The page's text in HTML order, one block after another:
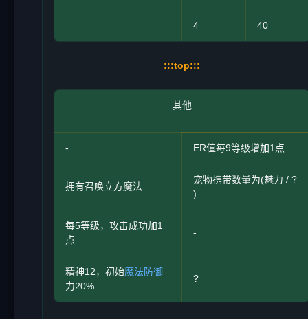
4 40
:::top:::
其他
- ER值每9等级增加1点
拥有召唤立方魔法
宠物携带数量为(魅力 / ?
)
每5等级，攻击成功加1
点
-
精神12，初始魔法防御
力20%
?